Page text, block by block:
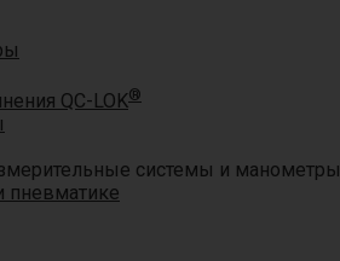
QC-LOK®
системы и манометры
пневматике